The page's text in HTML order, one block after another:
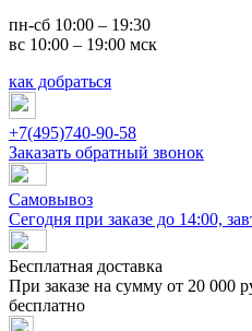
пн-сб 10:00 – 19:30
вс 10:00 – 19:00 мск
как добраться
+7(495)740-90-58
Заказать обратный звонок
Самовывоз
Сегодня при заказе до 14:00,
Бесплатная доставка
При заказе на сумму от 20 000
бесплатно